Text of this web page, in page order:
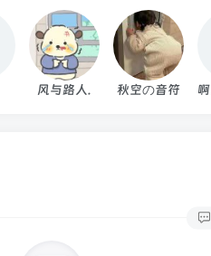
风与路人. 秋空の音符